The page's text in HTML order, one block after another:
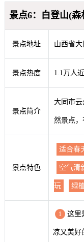
景点6：白登山(森
景点地址 山西省
景点热度 1.1万人
景点简介
大同市云
然景点，
景点特色
适合春
空气清
玩 绿
1 这里
凉又美好